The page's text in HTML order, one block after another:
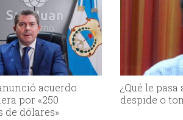
acuerdo
por «250
de dólares»
¿Qué le pasa
despide o